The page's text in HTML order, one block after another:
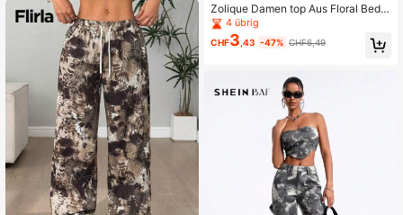
Zolique Damen top Aus Floral Bedru
cktem Mesh
4 übrig
CHF3 ,43 -47% CHF6,49